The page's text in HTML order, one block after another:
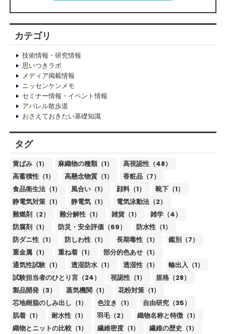
カテゴリ
技術情報・研究情報
思いつきラボ
メディア掲載情報
ニッセンケンメモ
セミナー情報・イベント情報
アパレル散歩道
おさえておきたい基礎知識
タグ
黄ばみ（1） 麻織物の種類（1）
高視認性（48）
高蓄積性（1）
高懸念物質（1）
香粧品（7）
食品衛生法（1）
風合い（1） 顔料（1）
靴下（1）
静電気対策（1）
静電気（1）
電気泳動法（2）
難燃剤（2）
難分解性（1） 雑貨（1）
雑学（4）
防腐剤（1）
防災・安全評価（69）
防水性（1）
防ダニ性（1）
防しわ性（1） 長期毒性（1）
鑑別（7）
重金属（1）
重ね着（1）
部分的色あせ（1）
通気性試験（1）
透湿防水（1） 透湿性（1）
輸出入（1）
試験担当者のひとり言（24）
視認性（1）
規格（28）
製品開発（3）
蒸気機関（1）
花粉対策（1）
芯地樹脂のしみ出し（1）
色泣き（1）
自由研究（35）
肌着（1）
耐水性（1） 羽毛（2）
織物名称と特徴（1）
織物とニットの比較（1）
繊維密度（1）
繊維の歴史（1）